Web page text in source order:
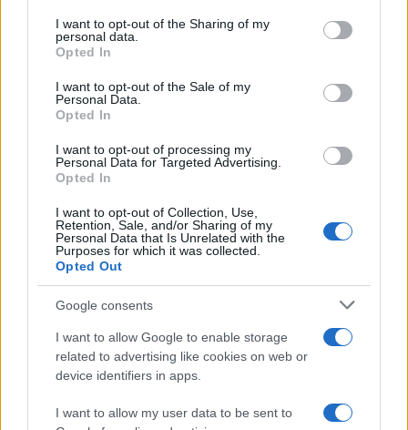
not limited to your visit or usage behaviour. You may click to
grant or deny consent to Google and its third-party tags to
use your data for below specified purposes in below Google
consent section.
I want to opt-out of the Sharing of my
personal data.
Opted In
I want to opt-out of the Sale of my
Personal Data.
Opted In
I want to opt-out of processing my
Personal Data for Targeted Advertising.
Opted In
I want to opt-out of Collection, Use,
Retention, Sale, and/or Sharing of my
Personal Data that Is Unrelated with the
Purposes for which it was collected.
Opted Out
Google consents
I want to allow Google to enable storage
related to advertising like cookies on web or
device identifiers in apps.
I want to allow my user data to be sent to
Ο Ενές Καντέρ δήλωσε συμμετοχή στο
ντραφτ του WNBA και προκάλεσε σάλο
στα social media
Πιο σχολιασμένα
Marfin: Η 46χρονη πήρε προθεσμία για
να απολογηθεί την Τρίτη – «Είναι αθώα,
συμμετείχε στη διαδήλωση όπως και
100.000 άτομα»
Βγήκαν ξανά τα μαχαίρια στην Ελπίδα
για τη Δημοκρατία: «Καρυστιανού,
Γρατσία και Γαλανός μετέτρεψαν το
κίνημα σε φοβικό αρχηγικό κόμμα»
Μεταφορές χρημάτων: Πότε μπορεί να
θεωρηθούν δωρεές και να επιβληθεί
φόρος – Τι ισχυεί για τις γονικές παροχές
Απίστευτο κι όμως αληθινό -
Aναστέλλονται τα τακτικά ραντεβού του
αγγειοχειρουργού του νοσοκομείου
Χανίων επειδή κλάπηκε το μηχανάκι του